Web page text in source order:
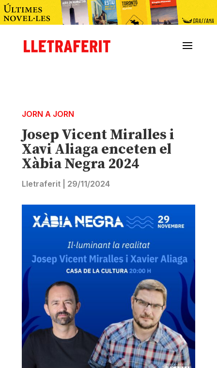
JORN A JORN
Josep Vicent Miralles i
Xavi Aliaga enceten el
Xàbia Negra 2024
Lletraferit| 29/11/2024